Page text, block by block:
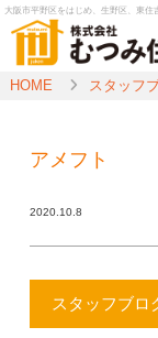
大阪市平野区をはじめ、生野区、東住
HOME スタッフ
アメフト
2020.10.8
スタッフブロ